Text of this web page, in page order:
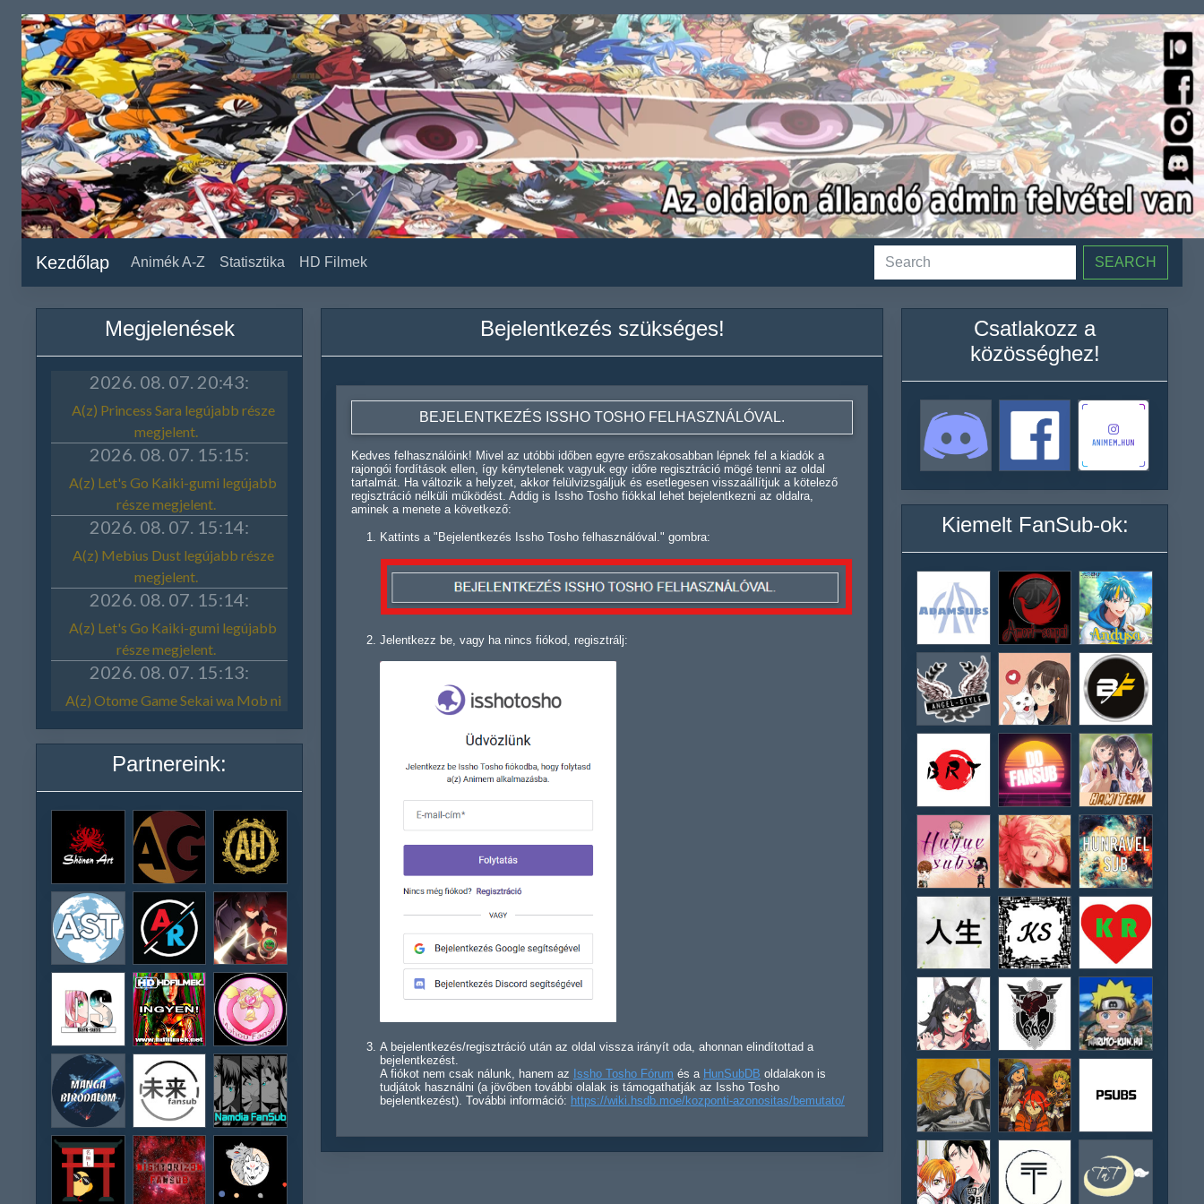
Kezdőlap Animék A-Z Statisztika HD Filmek SEARCH
Megjelenések
Partnereink:
Bejelentkezés szükséges!
BEJELENTKEZÉS ISSHO TOSHO FELHASZNÁLÓVAL.
Kedves felhasználóink! Mivel az utóbbi időben egyre erőszakosabban lépnek fel a kiadók a
rajongói fordítások ellen, így kénytelenek vagyuk egy időre regisztráció mögé tenni az oldal
tartalmát. Ha változik a helyzet, akkor felülvizsgáljuk és esetlegesen visszaállítjuk a kötelező
regisztráció nélküli működést. Addig is Issho Tosho fiókkal lehet bejelentkezni az oldalra,
aminek a menete a következő:
Kattints a "Bejelentkezés Issho Tosho felhasználóval." gombra:
Jelentkezz be, vagy ha nincs fiókod, regisztrálj:
A bejelentkezés/regisztráció után az oldal vissza irányít oda, ahonnan elindítottad a
bejelentkezést.
A fiókot nem csak nálunk, hanem az Issho Tosho Fórum és a HunSubDB oldalakon is
tudjátok használni (a jövőben további olalak is támogathatják az Issho Tosho
bejelentkezést). További információ: https://wiki.hsdb.moe/kozponti-azonositas/bemutato/
Csatlakozz a
közösséghez!
Kiemelt FanSub-ok: